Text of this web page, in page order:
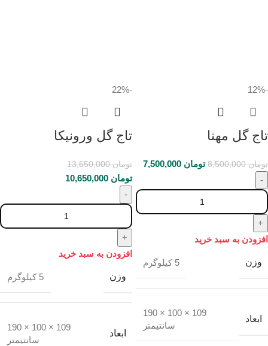
-12%
تاج گل مهنا
تومان8,500,000 تومان
افزودن به سبد خرید
وزن 5 کیلوگرم
ابعاد
109 × 100 × 190
سانتیمتر
-22%
تاج گل ورونیکا
تومان13,650,000
تومان
افزودن به سبد خرید
وزن 5 کیلوگرم
ابعاد
109 × 100 × 190
سانتیمتر